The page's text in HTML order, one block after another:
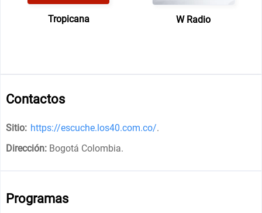
Tropicana W Radio
Contactos
Sitio: https://escuche.los40.com.co/.
Dirección: Bogotá Colombia.
Programas